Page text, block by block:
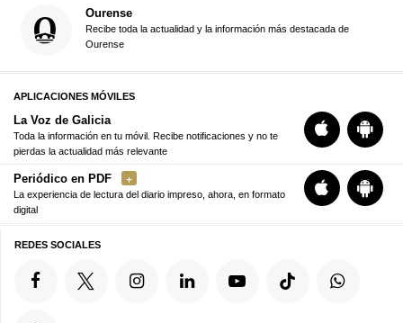
Ourense
Recibe toda la actualidad y la información más destacada de
Ourense
APLICACIONES MÓVILES
La Voz de Galicia
Toda la información en tu móvil. Recibe notificaciones y no te
pierdas la actualidad más relevante
Periódico en PDF
La experiencia de lectura del diario impreso, ahora, en formato
digital
REDES SOCIALES